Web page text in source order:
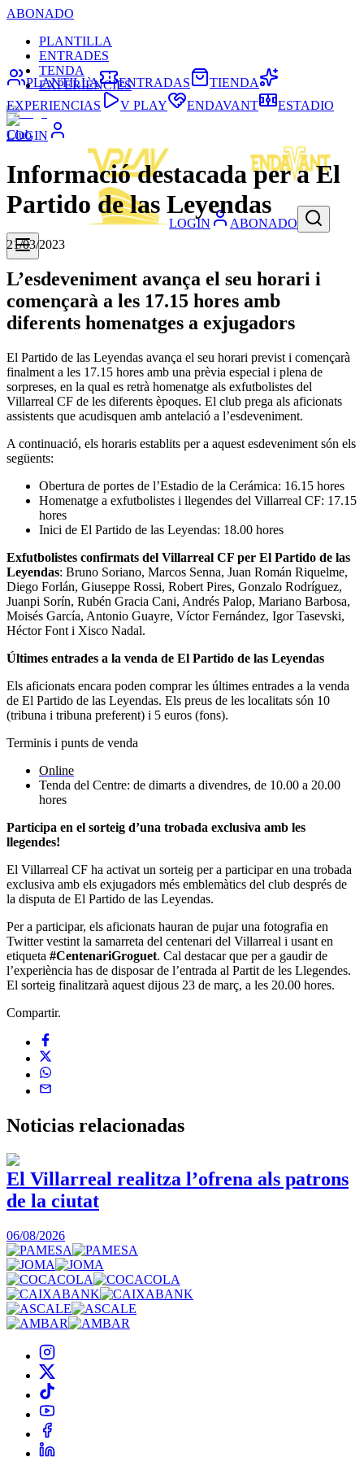
ABONADO
PLANTILLA
ENTRADES
TENDA
EXPERIÈNCIES
LOGIN
LOGIN ABONADO
PLANTILLA ENTRADAS
TIENDA
EXPERIENCIAS
V PLAY ENDAVANT ESTADIO
Club
Informació destacada per a El
Partido de las Leyendas
21/03/2023
L’esdeveniment avança el seu horari i
començarà a les 17.15 hores amb
diferents homenatges a exjugadors
El Partido de las Leyendas avança el seu horari previst i començarà
finalment a les 17.15 hores amb una prèvia especial i plena de
sorpreses, en la qual es retrà homenatge als exfutbolistes del
Villarreal CF de les diferents èpoques. El club prega als aficionats
assistents que acudisquen amb antelació a l’esdeveniment.
A continuació, els horaris establits per a aquest esdeveniment són els
següents:
Obertura de portes de l’Estadio de la Cerámica: 16.15 hores
Homenatge a exfutbolistes i llegendes del Villarreal CF: 17.15
hores
Inici de El Partido de las Leyendas: 18.00 hores
Exfutbolistes confirmats del Villarreal CF per El Partido de las
Leyendas: Bruno Soriano, Marcos Senna, Juan Román Riquelme,
Diego Forlán, Giuseppe Rossi, Robert Pires, Gonzalo Rodríguez,
Juanpi Sorín, Rubén Gracia Cani, Andrés Palop, Mariano Barbosa,
Moisés García, Antonio Guayre, Víctor Fernández, Igor Tasevski,
Héctor Font i Xisco Nadal.
Últimes entrades a la venda de El Partido de las Leyendas
Els aficionats encara poden comprar les últimes entrades a la venda
de El Partido de las Leyendas. Els preus de les localitats són 10
(tribuna i tribuna preferent) i 5 euros (fons).
Terminis i punts de venda
Online
Tenda del Centre: de dimarts a divendres, de 10.00 a 20.00
hores
Participa en el sorteig d’una trobada exclusiva amb les
llegendes!
El Villarreal CF ha activat un sorteig per a participar en una trobada
exclusiva amb els exjugadors més emblemàtics del club després de
la disputa de El Partido de las Leyendas.
Per a participar, els aficionats hauran de pujar una fotografia en
Twitter vestint la samarreta del centenari del Villarreal i usant en
etiqueta #CentenariGroguet. Cal destacar que per a gaudir de
l’experiència has de disposar de l’entrada al Partit de les Llegendes.
El sorteig finalitzarà aquest dijous 23 de març, a les 20.00 hores.
Compartir.
Noticias relacionadas
El Villarreal realitza l’ofrena als patrons
de la ciutat
06/08/2026